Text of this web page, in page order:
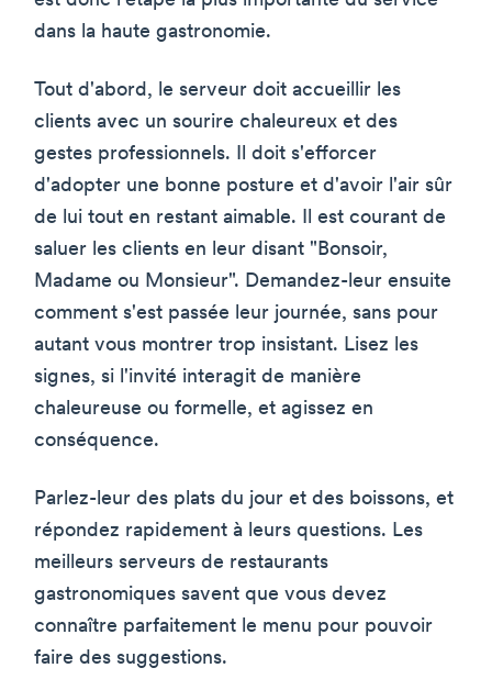
dans la haute gastronomie.
Tout d'abord, le serveur doit accueillir les
clients avec un sourire chaleureux et des
gestes professionnels. Il doit s'efforcer
d'adopter une bonne posture et d'avoir l'air sûr
de lui tout en restant aimable. Il est courant de
saluer les clients en leur disant "Bonsoir,
Madame ou Monsieur". Demandez-leur ensuite
comment s'est passée leur journée, sans pour
autant vous montrer trop insistant. Lisez les
signes, si l'invité interagit de manière
chaleureuse ou formelle, et agissez en
conséquence.
Parlez-leur des plats du jour et des boissons, et
répondez rapidement à leurs questions. Les
meilleurs serveurs de restaurants
gastronomiques savent que vous devez
connaître parfaitement le menu pour pouvoir
faire des suggestions.